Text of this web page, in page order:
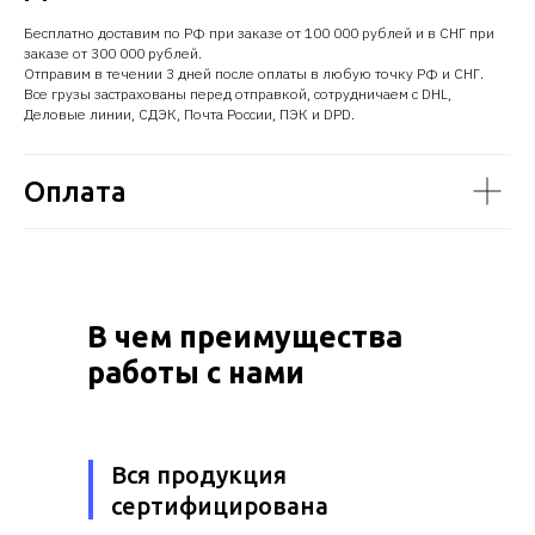
Бесплатно доставим по РФ при заказе от 100 000 рублей и в СНГ при
заказе от 300 000 рублей.
Отправим в течении 3 дней после оплаты в любую точку РФ и СНГ.
Все грузы застрахованы перед отправкой, сотрудничаем с DHL,
Деловые линии, СДЭК, Почта России, ПЭК и DPD.
Оплата
В чем преимущества
работы с нами
Вся продукция
сертифицирована